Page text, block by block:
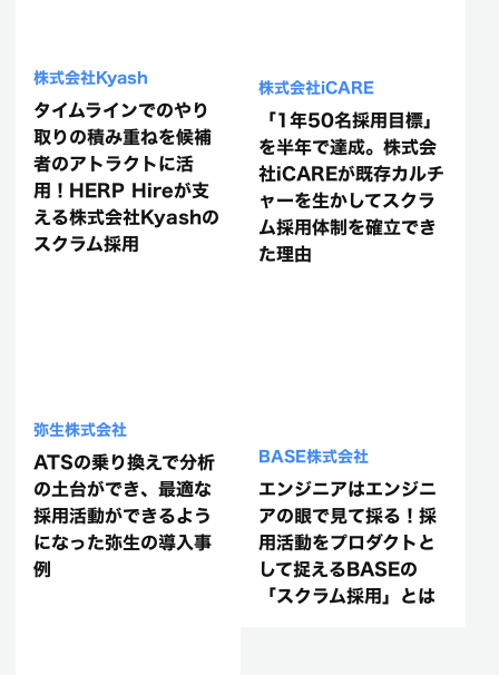
株式会社Kyash
タイムラインでのやり
取りの積み重ねを候補
者のアトラクトに活
用！HERP Hireが支
える株式会社Kyashの
スクラム採用
株式会社iCARE
「1年50名採用目標」
を半年で達成。株式会
社iCAREが既存カルチ
ャーを生かしてスクラ
ム採用体制を確立でき
た理由
弥生株式会社
ATSの乗り換えで分析
の土台ができ、最適な
採用活動ができるよう
になった弥生の導入事
例
BASE株式会社
エンジニアはエンジニ
アの眼で見て採る！採
用活動をプロダクトと
して捉えるBASEの
「スクラム採用」とは